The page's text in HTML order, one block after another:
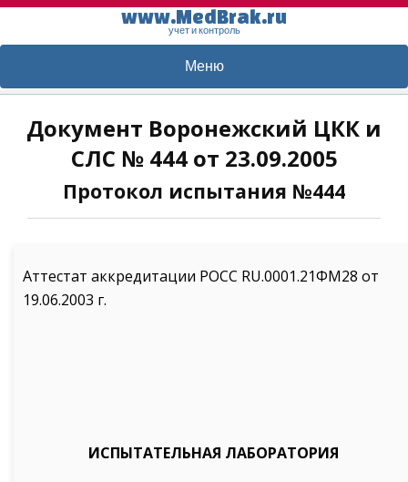
www.MedBrak.ru
учет и контроль
Меню
Документ Воронежский ЦКК и
СЛС № 444 от 23.09.2005
Протокол испытания №444
Аттестат аккредитации РОСС RU.0001.21ФМ28 от
19.06.2003 г.
ИСПЫТАТЕЛЬНАЯ ЛАБОРАТОРИЯ